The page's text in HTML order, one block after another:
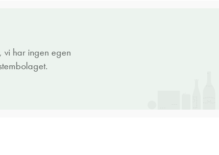
vi har ingen egen